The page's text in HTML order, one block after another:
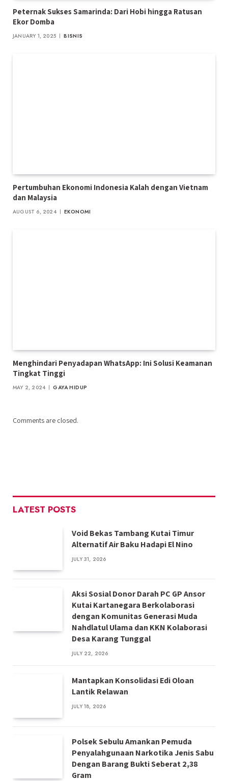
Peternak Sukses Samarinda: Dari Hobi hingga Ratusan
Ekor Domba
JANUARY 1, 2025 BISNIS
Pertumbuhan Ekonomi Indonesia Kalah dengan Vietnam
dan Malaysia
AUGUST 6, 2024 EKONOMI
Menghindari Penyadapan WhatsApp: Ini Solusi Keamanan
Tingkat Tinggi
MAY 2, 2024 GAYA HIDUP
Comments are closed.
LATEST POSTS
Void Bekas Tambang Kutai Timur
Alternatif Air Baku Hadapi El Nino
JULY 31, 2026
Aksi Sosial Donor Darah PC GP Ansor
Kutai Kartanegara Berkolaborasi
dengan Komunitas Generasi Muda
Nahdlatul Ulama dan KKN Kolaborasi
Desa Karang Tunggal
JULY 22, 2026
Mantapkan Konsolidasi Edi Oloan
Lantik Relawan
JULY 18, 2026
Polsek Sebulu Amankan Pemuda
Penyalahgunaan Narkotika Jenis Sabu
Dengan Barang Bukti Seberat 2,38
Gram